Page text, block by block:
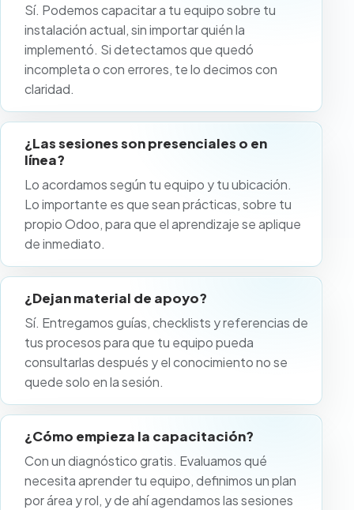
Sí. Podemos capacitar a tu equipo sobre tu
instalación actual, sin importar quién la
implementó. Si detectamos que quedó
incompleta o con errores, te lo decimos con
claridad.
¿Las sesiones son presenciales o en
línea?
Lo acordamos según tu equipo y tu ubicación.
Lo importante es que sean prácticas, sobre tu
propio Odoo, para que el aprendizaje se aplique
de inmediato.
¿Dejan material de apoyo?
Sí. Entregamos guías, checklists y referencias de
tus procesos para que tu equipo pueda
consultarlas después y el conocimiento no se
quede solo en la sesión.
¿Cómo empieza la capacitación?
Con un diagnóstico gratis. Evaluamos qué
necesita aprender tu equipo, definimos un plan
por área y rol, y de ahí agendamos las sesiones